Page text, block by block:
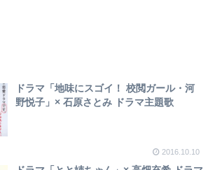
ドラマ「地味にスゴイ！ 校閲ガール・河
野悦子」× 石原さとみ ドラマ主題歌
2016.10.10